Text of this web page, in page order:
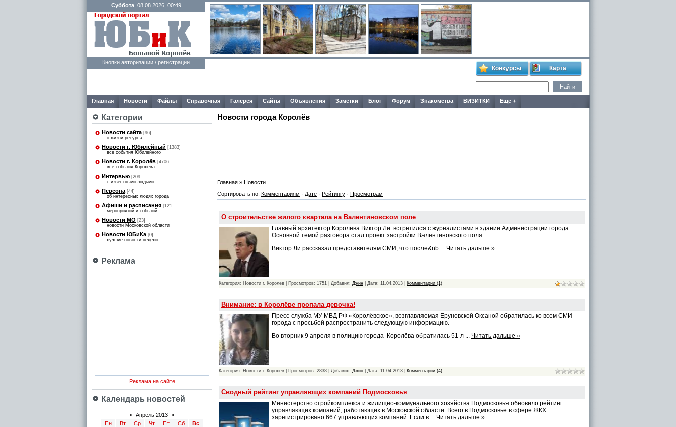
Суббота, 08.08.2026, 00:49
Кнопки авторизации / регистрации
Конкурсы Карта
Главная Новости Файлы Справочная Галерея Сайты Объявления Заметки Блог Форум Знакомства ВИЗИТКИ Ещё +
Категории
Новости сайта [96]
о жизни ресурса...
Новости г. Юбилейный [1383]
все события Юбилейного
Новости г. Королёв [4706]
все события Королёва
Интервью [209]
с известными людьми
Персона [44]
об интересных людях города
Афиши и расписания [121]
мероприятий и событий
Новости МО [23]
новости Московской области
Новости ЮБиКа [0]
лучшие новости недели
Реклама
Реклама на сайте
Календарь новостей
« Апрель 2013 »
Пн
Вт Ср Чт Пт Сб
Вс
Новости города Королёв
Главная » Новости
Сортировать по: Комментариям · Дате · Рейтингу · Просмотрам
О строительстве жилого квартала на Валентиновском поле
Главный архитектор Королёва Виктор Ли встретился с журналистами в здании Администрации города.
Основной темой разговора стал проект застройки Валентиновского поля.
Виктор Ли рассказал представителям СМИ, что после&nb ... Читать дальше »
Категория: Новости г. Королёв | Просмотров: 1751 | Добавил: Джин | Дата: 11.04.2013 Комментарии (1)
Внимание: в Королёве пропала девочка!
Пресс-служба МУ МВД РФ «Королёвское», возглавляемая Еруновской Оксаной обратилась ко всем СМИ
города с просьбой распространить следующую информацию.
Во вторник 9 апреля в полицию города Королёва обратилась 51-л ... Читать дальше »
Категория: Новости г. Королёв | Просмотров: 2838 | Добавил: Джин | Дата: 11.04.2013 Комментарии (4)
Сводный рейтинг управляющих компаний Подмосковья
Министерство стройкомплекса и жилищно-коммунального хозяйства Подмосковья обновило рейтинг
управляющих компаний, работающих в Московской области. Всего в Подмосковье в сфере ЖКХ
зарегистрировано 667 управляющих компаний. Если в ... Читать дальше »